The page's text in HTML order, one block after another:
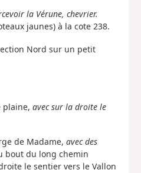
la Vérune, chevrier.
jaunes) à la cote 238.
Nord sur un petit
plaine, avec sur la droite le
de Madame, avec des
bout du long chemin
le sentier vers le Vallon